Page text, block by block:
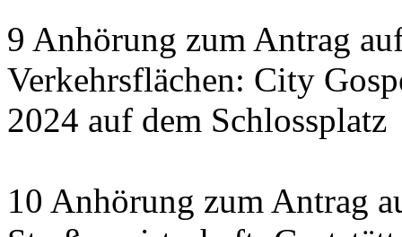
9 Anhörung zum Antrag
Verkehrsflächen: City
2024 auf dem Schlossplatz
10 Anhörung zum Antrag